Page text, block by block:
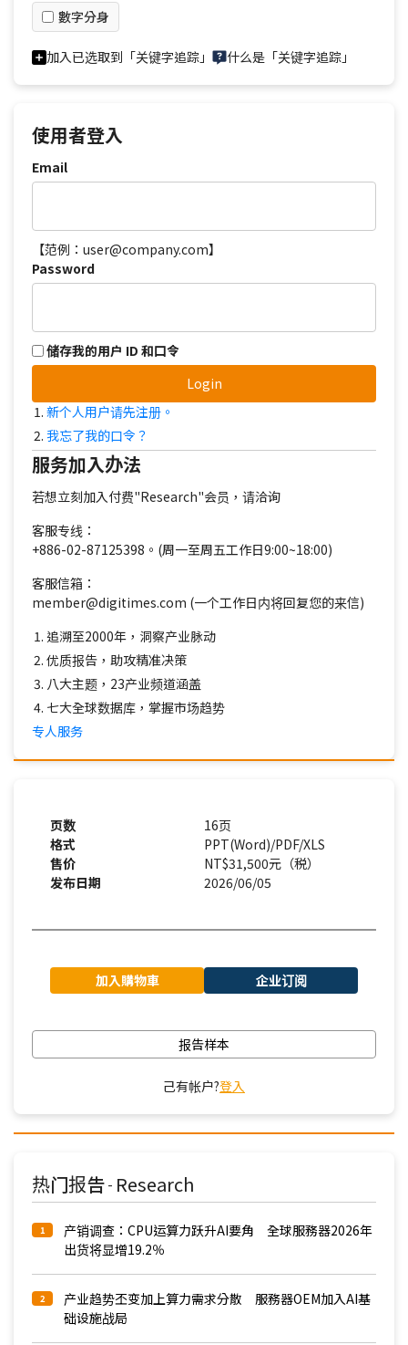
數字分身
加入已选取到「关键字追踪」 什么是「关键字追踪」
使用者登入
Email
【范例：user@company.com】
Password
储存我的用户 ID 和口令
Login
新个人用户请先注册。
我忘了我的口令？
服务加入办法
若想立刻加入付费"Research"会员，请洽询
客服专线：
+886-02-87125398。(周一至周五工作日9:00~18:00)
客服信箱：
member@digitimes.com (一个工作日内将回复您的来信)
追溯至2000年，洞察产业脉动
优质报告，助攻精准决策
八大主题，23产业频道涵盖
七大全球数据库，掌握市场趋势
专人服务
页数
16页
格式
PPT(Word)/PDF/XLS
售价
NT$31,500元（税）
发布日期
2026/06/05
加入購物車 企业订阅
报告样本
己有帐户?登入
热门报告 - Research
1
产销调查：CPU运算力跃升AI要角 全球服務器2026年
出货将显增19.2％
2
产业趋势丕变加上算力需求分散 服務器OEM加入AI基
础设施战局